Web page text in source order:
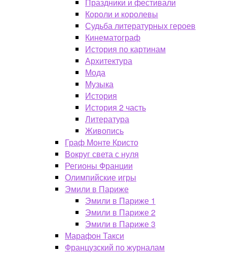
Короли и королевы
Судьба литературных героев
Кинематограф
История по картинам
Архитектура
Мода
Музыка
История
История 2 часть
Литература
Живопись
Граф Монте Кристо
Вокруг света с нуля
Регионы Франции
Олимпийские игры
Эмили в Париже
Эмили в Париже 1
Эмили в Париже 2
Эмили в Париже 3
Марафон Такси
Французский по журналам